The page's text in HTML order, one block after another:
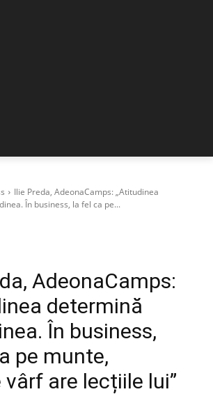
Ilie Preda, AdeonaCamps: „Atitudinea
În business, la fel ca pe...
AdeonaCamps:
determină
În business,
pe munte,
are lecțiile lui”